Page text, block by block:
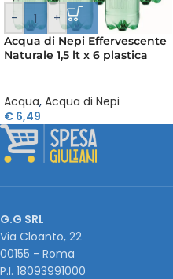
- +
Acqua di Nepi Effervescente
Naturale 1,5 lt x 6 plastica
Acqua, Acqua di Nepi
€ 6,49
G.G SRL
Via Cloanto, 22
00155 - Roma
P.I. ‭18093991000